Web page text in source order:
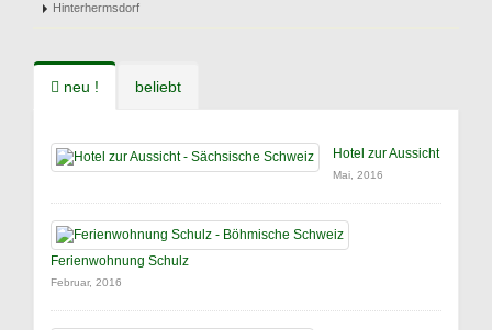
Hinterhermsdorf
neu ! beliebt
Hotel zur Aussicht
Mai, 2016
Ferienwohnung Schulz
Februar, 2016